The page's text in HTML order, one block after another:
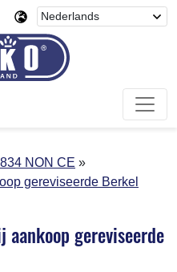
NON CE
gereviseerde Berkel
gereviseerde